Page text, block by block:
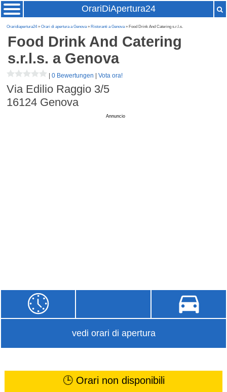
OrariDiApertura24
Oraridiapertura24»Orari di apertura a Genova» Ristoranti a Genova» Food Drink And Catering s.r.l.s.
Food Drink And Catering
s.r.l.s. a Genova
|0 Bewertungen |Vota ora!
Via Edilio Raggio 3/5
16124 Genova
Annuncio
vedi orari di apertura
🕒 Orari non disponibili